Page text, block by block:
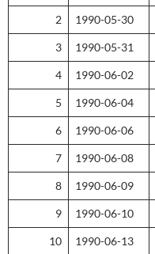
2 1990-05-30
3 1990-05-31
4 1990-06-02
5 1990-06-04
6 1990-06-06
7 1990-06-08
8 1990-06-09
9 1990-06-10
10 1990-06-13